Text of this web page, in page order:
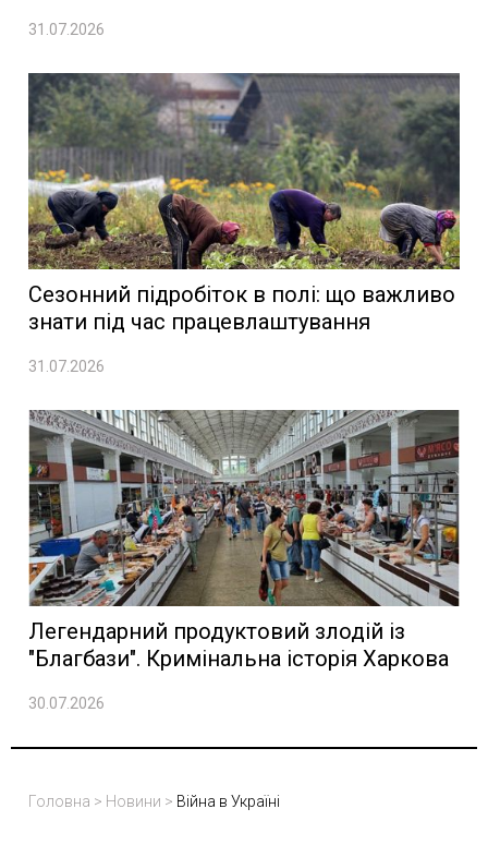
31.07.2026
Сезонний підробіток в полі: що важливо
знати під час працевлаштування
31.07.2026
Легендарний продуктовий злодій із
"Благбази". Кримінальна історія Харкова
30.07.2026
Головна > Новини > Війна в Україні